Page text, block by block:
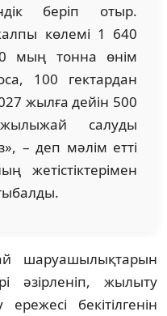
беріп отыр.
көлемі 1 640
мың тонна өнім
100 гектардан
жылға дейін 500
салуды
– деп мәлім етті
жетістіктерімен
шаруашылықтарын
әзірленіп, жылыту
бекітілгенін